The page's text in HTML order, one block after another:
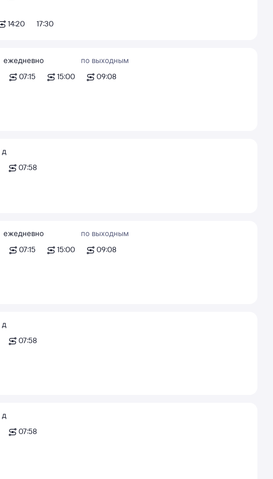
14:20 17:30
ежедневно
07:15
15:00
по выходным
09:08
д
07:58
ежедневно
07:15
15:00
по выходным
09:08
д
07:58
д
07:58